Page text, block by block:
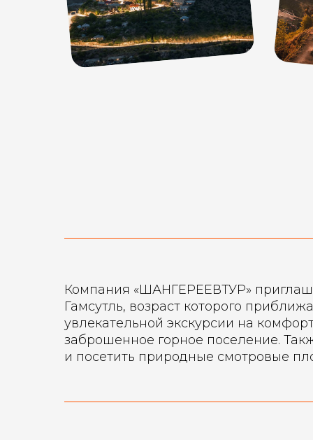
Компания «ШАНГЕРЕЕВТУР»
Гамсутль, возраст которого
увлекательной экскурсии на
заброшенное горное поселение.
и посетить природные смотровые